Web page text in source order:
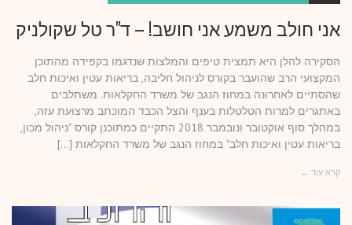
אני חולב משמע אני חושב! – ד"ר טל שקולניק
הסקירה להלן היא תמצית טיפים והמלצות שנדגמו בקפידה מהתוכן
המקצועי הרב שהועבר בקורס לניהול חליבה, בריאות עטין ואיכות חלב
שהסתיים לאחרונה במחוז הנגב של משרד החקלאות. משתלבים
באתגרים למרות הטלטלות בענף והצל הכבד המוכתב מרצועת עזה,
במהלך סוף אוקטובר ונובמבר 2018 התקיים כמתוכנן קורס "ניהול מכון,
בריאות עטין ואיכות חלב" במחוז הנגב של משרד החקלאות […]
קרא עוד ←